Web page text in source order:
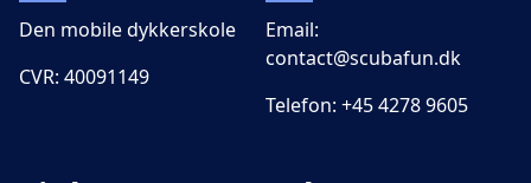
Den mobile dykkerskole
CVR: 40091149
Email:
contact@scubafun.dk
Telefon: +45 4278 9605